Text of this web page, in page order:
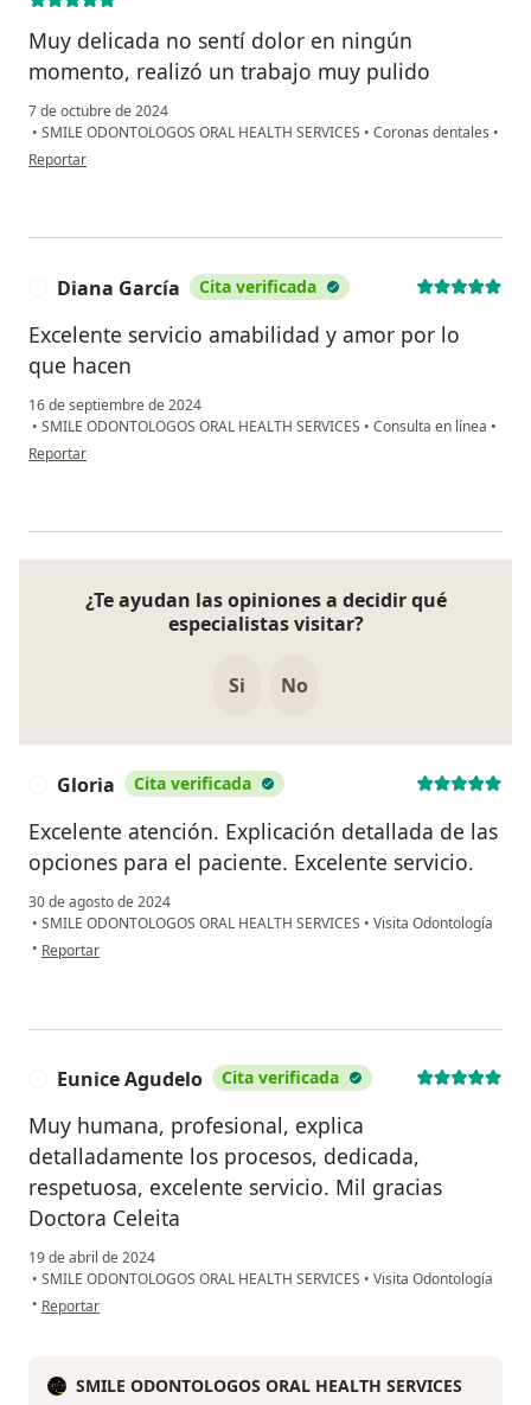
Muy delicada no sentí dolor en ningún
momento, realizó un trabajo muy pulido
7 de octubre de 2024
• SMILE ODONTOLOGOS ORAL HEALTH SERVICES • Coronas dentales •
en opinión del usuario Marco Antonio Urrego Burbano
Reportar
Diana García Cita verificada
Excelente servicio amabilidad y amor por lo
que hacen
16 de septiembre de 2024
• SMILE ODONTOLOGOS ORAL HEALTH SERVICES • Consulta en línea •
en opinión del usuario Diana García
Reportar
¿Te ayudan las opiniones a decidir qué
especialistas visitar?
Si No
Gloria Cita verificada
Excelente atención. Explicación detallada de las
opciones para el paciente. Excelente servicio.
30 de agosto de 2024
• SMILE ODONTOLOGOS ORAL HEALTH SERVICES • Visita Odontología
• en opinión del usuario Gloria
Reportar
Eunice Agudelo Cita verificada
Muy humana, profesional, explica
detalladamente los procesos, dedicada,
respetuosa, excelente servicio. Mil gracias
Doctora Celeita
19 de abril de 2024
• SMILE ODONTOLOGOS ORAL HEALTH SERVICES • Visita Odontología
• en opinión del usuario Eunice Agudelo
Reportar
SMILE ODONTOLOGOS ORAL HEALTH SERVICES